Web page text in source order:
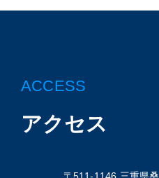
ACCESS
アクセス